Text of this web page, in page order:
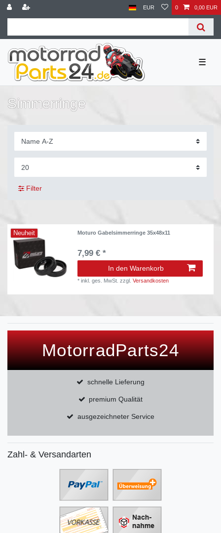
EUR 0 0,00 EUR
☰
Simmerringe
Filter
Neuheit Moturo Gabelsimmerringe 35x48x11
7,99 € *
In den Warenkorb
*inkl. ges. MwSt. zzgl.Versandkosten
MotorradParts24
schnelle Lieferung
premium Qualität
ausgezeichneter Service
Zahl- & Versandarten